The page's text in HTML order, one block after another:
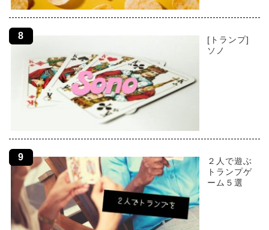
[トランプ]
ソノ
２人で遊ぶ
トランプゲ
ーム５選